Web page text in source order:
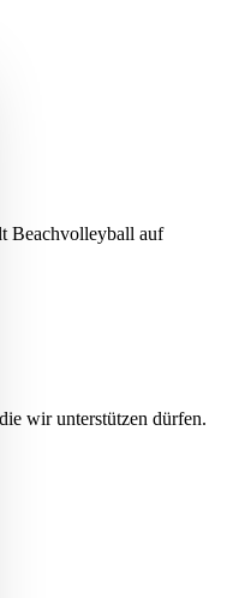
Beachvolleyball auf
wir unterstützen dürfen.